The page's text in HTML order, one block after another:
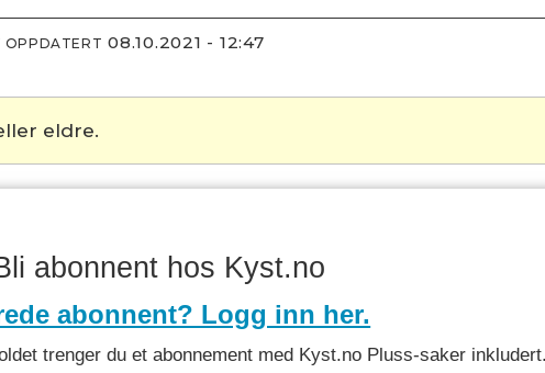
OPPDATERT 08.10.2021 - 12:47
eldre.
abonnent hos Kyst.no
abonnent? Logg inn her.
trenger du et abonnement med Kyst.no Pluss-saker